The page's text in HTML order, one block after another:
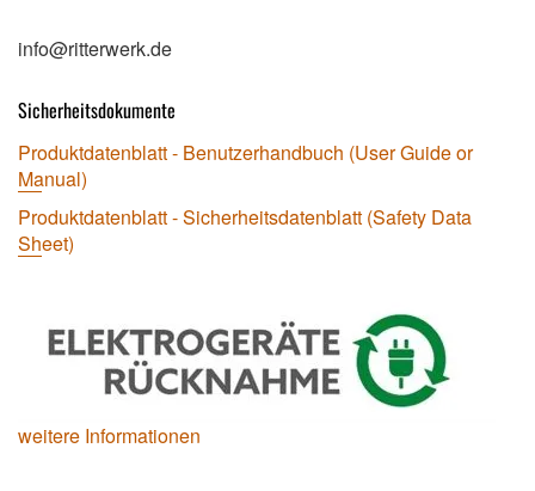
info@ritterwerk.de
Sicherheitsdokumente
Produktdatenblatt - Benutzerhandbuch (User Guide or
Manual)
Produktdatenblatt - Sicherheitsdatenblatt (Safety Data
Sheet)
weitere Informationen